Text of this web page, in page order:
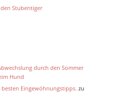
Stubentiger
durch den Sommer
Hund
Eingewöhnungstipps. zu